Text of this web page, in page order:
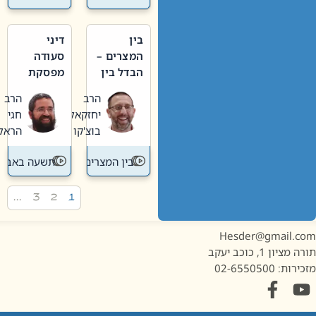
בין
המצרים –
הבדל בין
חדשה
לישנה
הרב
יחזקאל
בוצ'קו
בין המצרים
דיני
סעודה
מפסקת
תשעה
באב
הרב
חגי
הראל
תשעה באב
1, כוכב יעקב
02-6550500